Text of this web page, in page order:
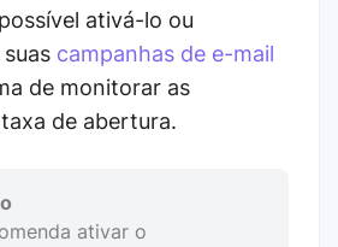
ativá-lo ou
campanhas de e-mail
de monitorar as
de abertura.
ativar o